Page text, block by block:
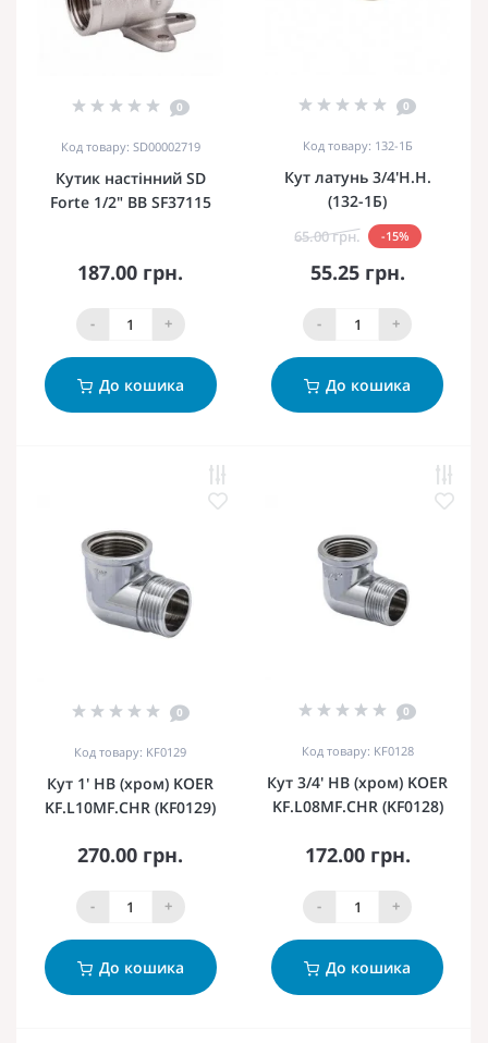
0
Код товару: SD00002719
Кутик настінний SD
Forte 1/2" ВВ SF37115
187.00 грн.
- +
До кошика
0
Код товару: 132-1Б
Кут латунь 3/4'Н.Н.
(132-1Б)
65.00 грн. -15%
55.25 грн.
- +
До кошика
0
Код товару: KF0129
Кут 1' НВ (хром) KOER
KF.L10MF.CHR (KF0129)
270.00 грн.
- +
До кошика
0
Код товару: KF0128
Кут 3/4' НВ (хром) KOER
KF.L08MF.CHR (KF0128)
172.00 грн.
- +
До кошика